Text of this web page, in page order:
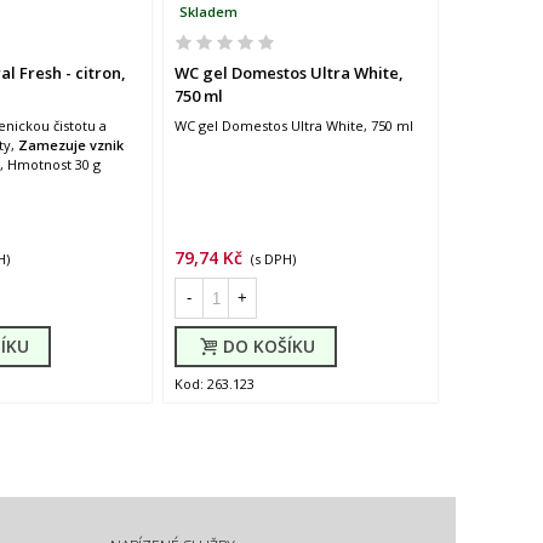
Fresh - citron,
čistotu a
Zamezuje vznik
, Hmotnost 30 g
Skladem
WC gel Domestos Ultra White,
750 ml
WC gel Domestos Ultra White, 750 ml
79,74 Kč (s DPH)
- +
DO KOŠÍKU
Kod: 263.123